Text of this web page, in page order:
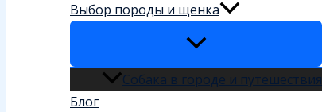
Выбор породы и щенка
Собака в городе и путешествия
Блог